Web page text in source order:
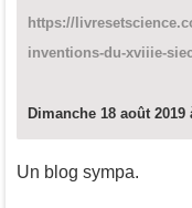
https://
inventions-du-xviiie-
Dimanche 18 août 2019
Un blog sympa.